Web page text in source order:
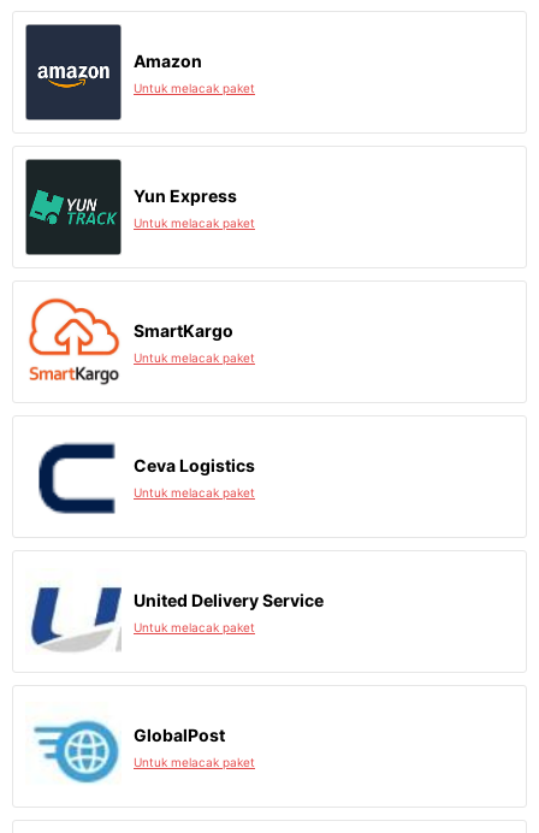
Amazon
Untuk melacak paket
Yun Express
Untuk melacak paket
SmartKargo
Untuk melacak paket
Ceva Logistics
Untuk melacak paket
United Delivery Service
Untuk melacak paket
GlobalPost
Untuk melacak paket